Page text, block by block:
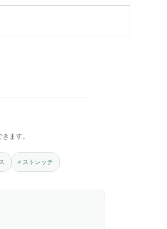
ます。
ストレッチ